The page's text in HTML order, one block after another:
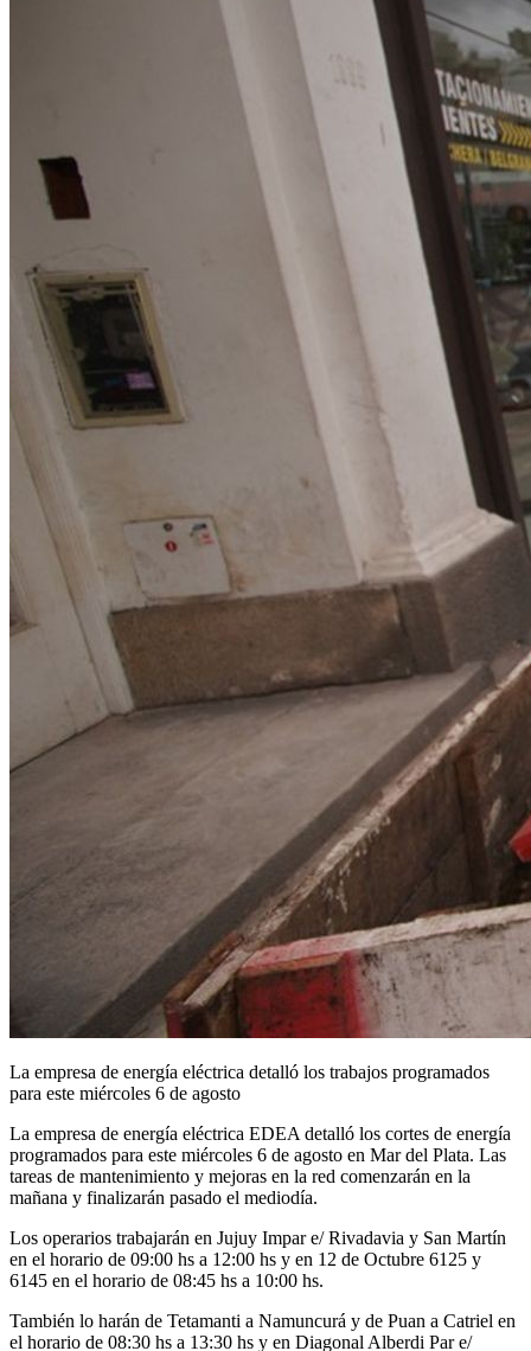
La empresa de energía eléctrica detalló los trabajos programados
para este miércoles 6 de agosto
La empresa de energía eléctrica EDEA detalló los cortes de energía
programados para este miércoles 6 de agosto en Mar del Plata. Las
tareas de mantenimiento y mejoras en la red comenzarán en la
mañana y finalizarán pasado el mediodía.
Los operarios trabajarán en Jujuy Impar e/ Rivadavia y San Martín
en el horario de 09:00 hs a 12:00 hs y en 12 de Octubre 6125 y
6145 en el horario de 08:45 hs a 10:00 hs.
También lo harán de Tetamanti a Namuncurá y de Puan a Catriel en
el horario de 08:30 hs a 13:30 hs y en Diagonal Alberdi Par e/